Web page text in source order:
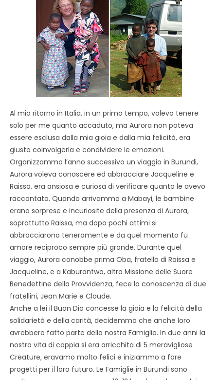
Al mio ritorno in Italia, in un primo tempo, volevo tenere
solo per me quanto accaduto, ma Aurora non poteva
essere esclusa dalla mia gioia e dalla mia felicità, era
giusto coinvolgerla e condividere le emozioni.
Organizzammo l’anno successivo un viaggio in Burundi,
Aurora voleva conoscere ed abbracciare Jacqueline e
Raissa, era ansiosa e curiosa di verificare quanto le avevo
raccontato. Quando arrivammo a Mabayi, le bambine
erano sorprese e incuriosite della presenza di Aurora,
soprattutto Raissa, ma dopo pochi attimi si
abbracciarono teneramente e da quel momento fu
amore reciproco sempre più grande. Durante quel
viaggio, Aurora conobbe prima Oba, fratello di Raissa e
Jacqueline, e a Kaburantwa, altra Missione delle Suore
Benedettine della Provvidenza, fece la conoscenza di due
fratellini, Jean Marie e Cloude.
Anche a lei il Buon Dio concesse la gioia e la felicità della
solidarietà e della carità, decidemmo che anche loro
avrebbero fatto parte della nostra Famiglia. In due anni la
nostra vita di coppia si era arricchita di 5 meravigliose
Creature, eravamo molto felici e iniziammo a fare
progetti per il loro futuro. Le Famiglie in Burundi sono